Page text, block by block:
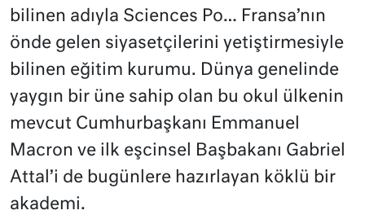
bilinen adıyla Sciences Po… Fransa’nın
önde gelen siyasetçilerini yetiştirmesiyle
bilinen eğitim kurumu. Dünya genelinde
yaygın bir üne sahip olan bu okul ülkenin
mevcut Cumhurbaşkanı Emmanuel
Macron ve ilk eşcinsel Başbakanı Gabriel
Attal’i de bugünlere hazırlayan köklü bir
akademi.